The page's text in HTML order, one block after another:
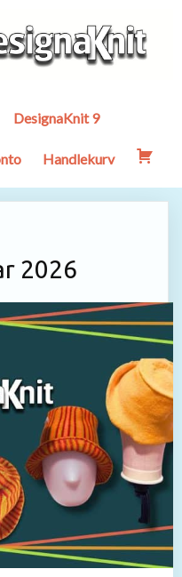
DesignaKnit 9
Handlekurv
2026